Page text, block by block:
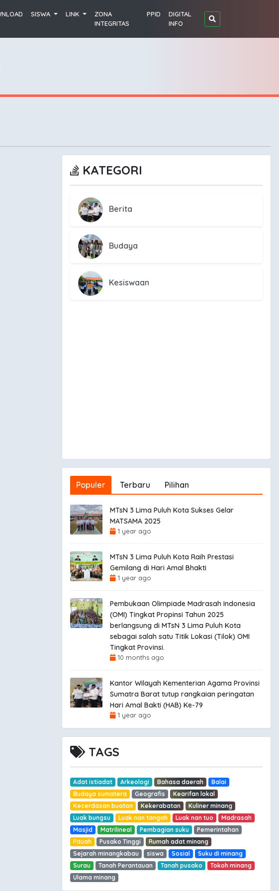
SISWA LINK
ZONA
INTEGRITAS
PPID
DIGITAL
INFO
KATEGORI
Berita
Budaya
Kesiswaan
Populer Terbaru Pilihan
MTsN 3 Lima Puluh Kota Sukses Gelar
MATSAMA 2025
1 year ago
MTsN 3 Lima Puluh Kota Raih Prestasi
Gemilang di Hari Amal Bhakti
1 year ago
Pembukaan Olimpiade Madrasah Indonesia
(OMI) Tingkat Propinsi Tahun 2025
berlangsung di MTsN 3 Lima Puluh Kota
sebagai salah satu Titik Lokasi (Tilok) OMI
Tingkat Provinsi.
10 months ago
Kantor Wilayah Kementerian Agama Provinsi
Sumatra Barat tutup rangkaian peringatan
Hari Amal Bakti (HAB) Ke-79
1 year ago
TAGS
Adat istiadat Arkeologi Bahasa daerah
Balai
Budaya sumatera
Geografis
Kearifan lokal
Kecerdasan buatan
Kekerabatan
Kuliner minang
Luak bungsu
Luak nan tangah Luak nan tuo
Madrasah
Masjid
Matrilineal Pembagian suku
Pemerintahan
Pituah
Pusako Tinggi
Rumah adat minang
Sejarah minangkabau
siswa Sosial
Suku di minang
Surau
Tanah Perantauan Tanah pusako
Tokoh minang
Ulama minang